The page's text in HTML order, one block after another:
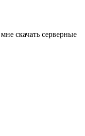
скачать серверные